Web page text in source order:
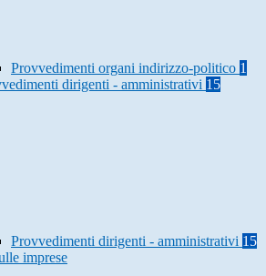
Provvedimenti organi indirizzo-politico 1
dirigenti - amministrativi 15
Provvedimenti dirigenti - amministrativi 15
imprese